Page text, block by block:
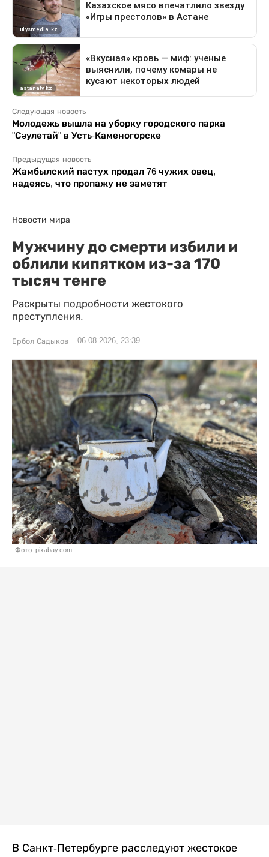
Следующая новость
Молодежь вышла на уборку городского парка
"Сәулетай" в Усть-Каменогорске
Предыдущая новость
Жамбылский пастух продал 76 чужих овец,
надеясь, что пропажу не заметят
Новости мира
Мужчину до смерти избили и
облили кипятком из-за 170
тысяч тенге
Раскрыты подробности жестокого
преступления.
Ербол Садыков 06.08.2026, 23:39
Фото: pixabay.com
В Санкт-Петербурге расследуют жестокое